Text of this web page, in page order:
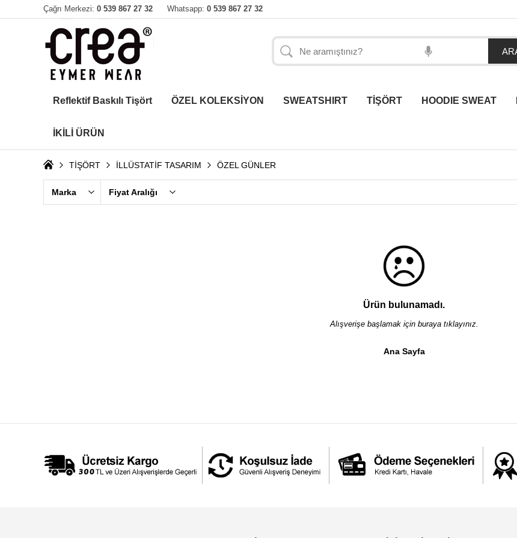
Çağrı Merkezi: 0 539 867 27 32 Whatsapp: 0 539 867 27 32
Reflektif Baskılı Tişört ÖZEL KOLEKSİYON SWEATSHIRT TİŞÖRT HOODIE SWEAT
İKİLİ ÜRÜN
TİŞÖRT İLLÜSTATİF TASARIM ÖZEL GÜNLER
Marka Fiyat Aralığı
Ürün bulunamadı.
Alışverişe başlamak için buraya tıklayınız.
Ana Sayfa